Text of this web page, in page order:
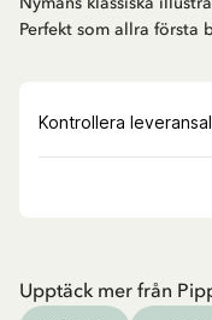
Perfekt som allra första
Upptäck mer från